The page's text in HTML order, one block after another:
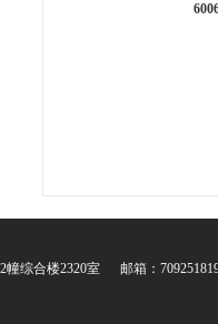
幢综合楼2320室 邮箱：